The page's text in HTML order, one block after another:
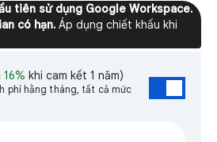
tiên sử dụng Google Workspace.
có hạn. Áp dụng chiết khấu khi
khi cam kết 1 năm)
phí hằng tháng, tất cả mức